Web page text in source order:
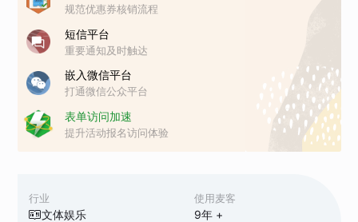
行业
文体娱乐
使用麦客
9年 +
规范优惠券核销流程
短信平台
重要通知及时触达
嵌入微信平台
打通微信公众平台
表单访问加速
提升活动报名访问体验